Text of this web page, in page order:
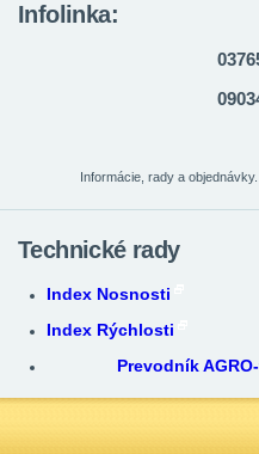
Infolinka:
Informácie, rady a
Technické rady
Index Nosnosti
Index Rýchlosti
Prevodník